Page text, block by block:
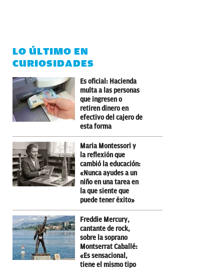
LO ÚLTIMO EN
CURIOSIDADES
Es oficial: Hacienda
multa a las personas
que ingresen o
retiren dinero en
efectivo del cajero de
esta forma
Maria Montessori y
la reflexión que
cambió la educación:
«Nunca ayudes a un
niño en una tarea en
la que siente que
puede tener éxito»
Freddie Mercury,
cantante de rock,
sobre la soprano
Montserrat Caballé:
«Es sensacional,
tiene el mismo tipo